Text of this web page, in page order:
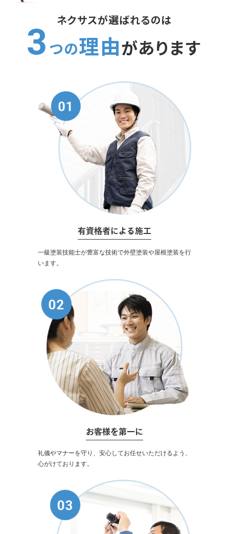
有資格者による施工
一級塗装技能士が豊富な技術で外壁塗装や屋根塗装を行
います。
お客様を第一に
礼儀やマナーを守り、安心してお任せいただけるよう、
心がけております。